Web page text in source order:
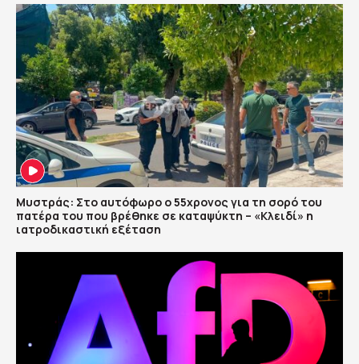
Μυστράς: Στο αυτόφωρο ο 55χρονος για τη σορό του
πατέρα του που βρέθηκε σε καταψύκτη – «Κλειδί» η
ιατροδικαστική εξέταση